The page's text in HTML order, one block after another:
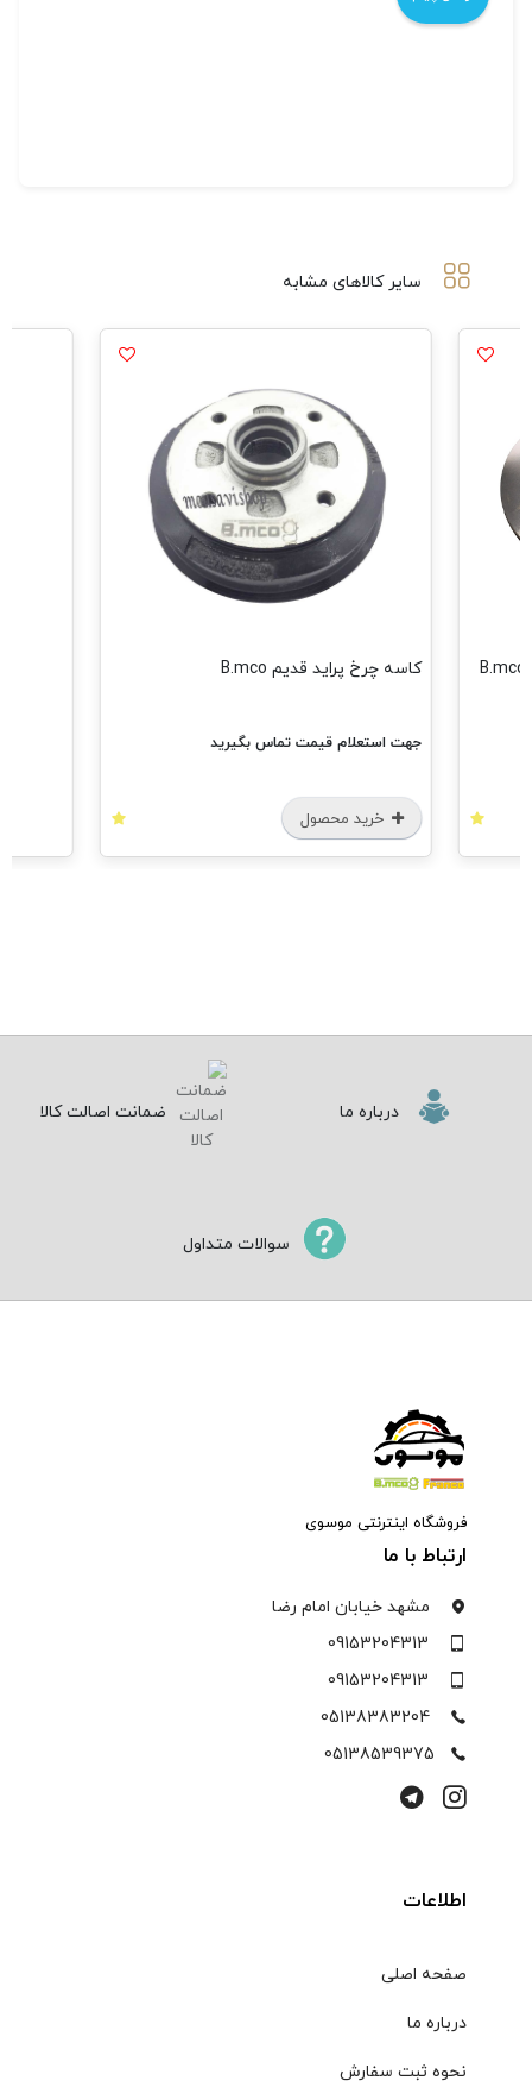
سایر کالاهای مشابه
کاسه چرخ پراید قدیم B.mco
جهت استعلام قیمت تماس بگیرید
خرید محصول
درباره ما ضمانت اصالت کالا
سوالات متداول
فروشگاه اینترنتی موسوی
ارتباط با ما
مشهد خیابان امام رضا
09153204313
09153204313
05138383204
05138539375
اطلاعات
صفحه اصلی
درباره ما
نحوه ثبت سفارش